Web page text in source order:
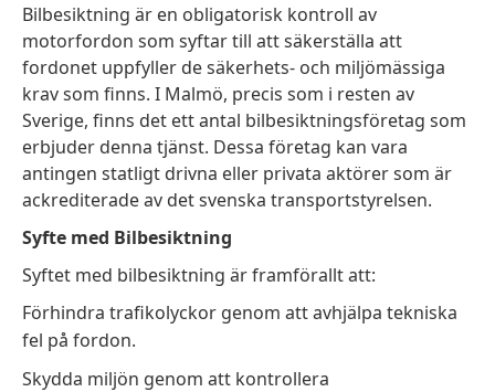
Bilbesiktning är en obligatorisk kontroll av
motorfordon som syftar till att säkerställa att
fordonet uppfyller de säkerhets- och miljömässiga
krav som finns. I Malmö, precis som i resten av
Sverige, finns det ett antal bilbesiktningsföretag som
erbjuder denna tjänst. Dessa företag kan vara
antingen statligt drivna eller privata aktörer som är
ackrediterade av det svenska transportstyrelsen.
Syfte med Bilbesiktning
Syftet med bilbesiktning är framförallt att:
Förhindra trafikolyckor genom att avhjälpa tekniska
fel på fordon.
Skydda miljön genom att kontrollera